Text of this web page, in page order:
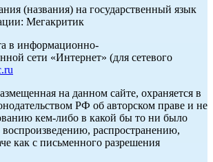
(названия) на государственный язык
Мегакритик
в информационно-
сети «Интернет» (для сетевого
на данном сайте, охраняется в
РФ об авторском праве и не
кем-либо в какой бы то ни было
распространению,
как с письменного разрешения